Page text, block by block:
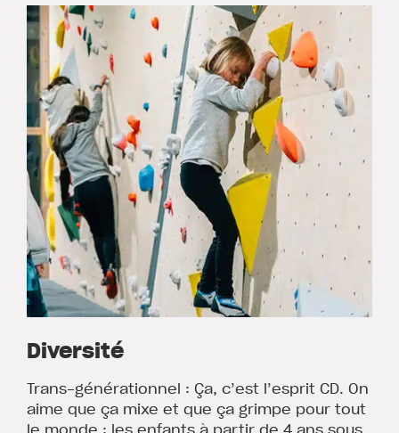
Diversité
Trans-générationnel : Ça, c’est l’esprit CD. On
aime que ça mixe et que ça grimpe pour tout